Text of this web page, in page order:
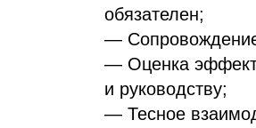
обязателен;
— Сопровождение
— Оценка
и руководству;
— Тесное